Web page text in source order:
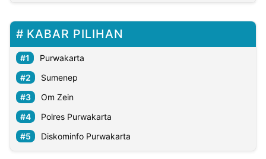
KABAR PILIHAN
Purwakarta
Sumenep
Om Zein
Polres Purwakarta
Diskominfo Purwakarta